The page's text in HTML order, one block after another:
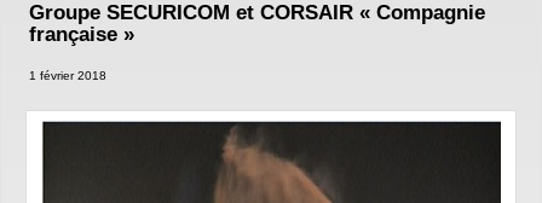
Groupe SECURICOM et CORSAIR « Compagnie
française »
1 février 2018